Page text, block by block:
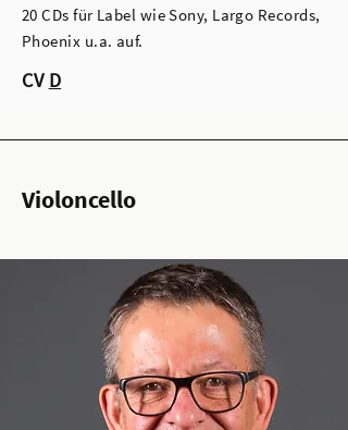
20 CDs für Label wie Sony, Largo Records,
Phoenix u.a. auf.
CV D
Violoncello